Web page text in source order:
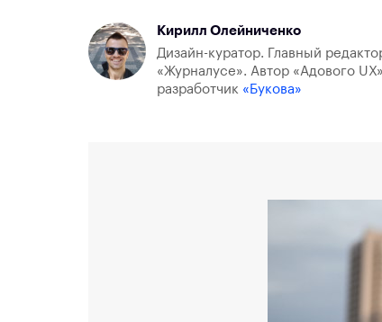
Кирилл Олейниченко
Дизайн-куратор. Главный
«Журналусе». Автор «Адового
разработчик «Букова»